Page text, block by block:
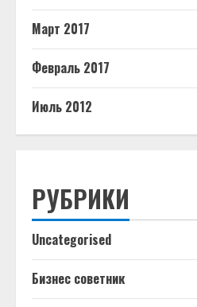
Март 2017
Февраль 2017
Июль 2012
РУБРИКИ
Uncategorised
Бизнес советник